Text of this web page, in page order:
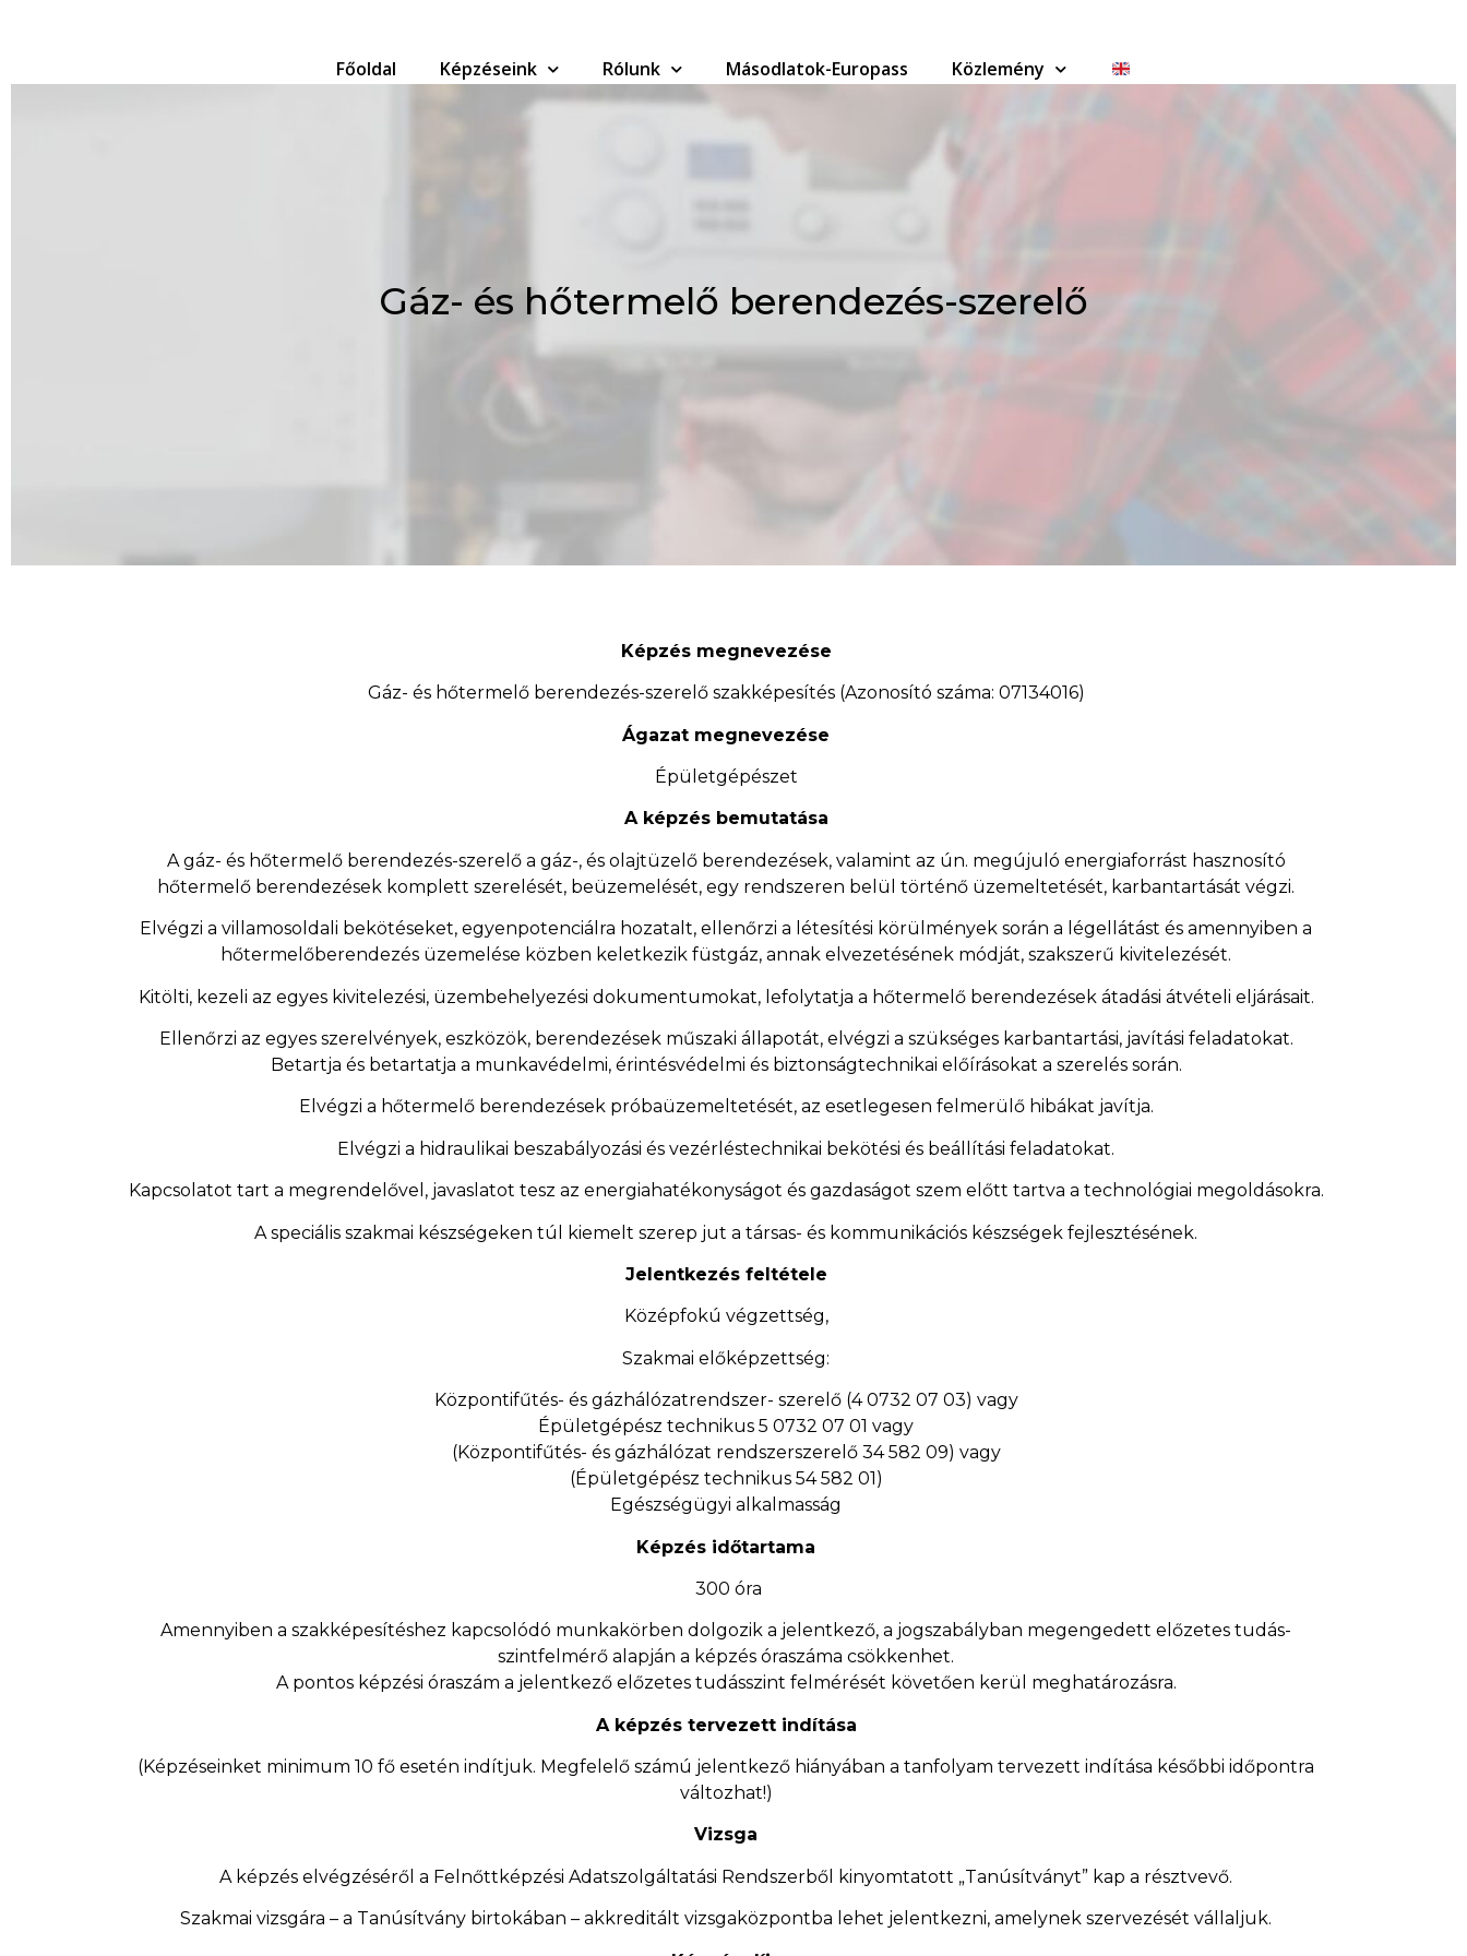
Főoldal Képzéseink Rólunk Másodlatok-Europass Közlemény
Gáz- és hőtermelő berendezés-szerelő
Képzés megnevezése
Gáz- és hőtermelő berendezés-szerelő szakképesítés (Azonosító száma: 07134016)
Ágazat megnevezése
Épületgépészet
A képzés bemutatása
A gáz- és hőtermelő berendezés-szerelő a gáz-, és olajtüzelő berendezések, valamint az ún. megújuló energiaforrást hasznosító
hőtermelő berendezések komplett szerelését, beüzemelését, egy rendszeren belül történő üzemeltetését, karbantartását végzi.
Elvégzi a villamosoldali bekötéseket, egyenpotenciálra hozatalt, ellenőrzi a létesítési körülmények során a légellátást és amennyiben a
hőtermelőberendezés üzemelése közben keletkezik füstgáz, annak elvezetésének módját, szakszerű kivitelezését.
Kitölti, kezeli az egyes kivitelezési, üzembehelyezési dokumentumokat, lefolytatja a hőtermelő berendezések átadási átvételi eljárásait.
Ellenőrzi az egyes szerelvények, eszközök, berendezések műszaki állapotát, elvégzi a szükséges karbantartási, javítási feladatokat.
Betartja és betartatja a munkavédelmi, érintésvédelmi és biztonságtechnikai előírásokat a szerelés során.
Elvégzi a hőtermelő berendezések próbaüzemeltetését, az esetlegesen felmerülő hibákat javítja.
Elvégzi a hidraulikai beszabályozási és vezérléstechnikai bekötési és beállítási feladatokat.
Kapcsolatot tart a megrendelővel, javaslatot tesz az energiahatékonyságot és gazdaságot szem előtt tartva a technológiai megoldásokra.
A speciális szakmai készségeken túl kiemelt szerep jut a társas- és kommunikációs készségek fejlesztésének.
Jelentkezés feltétele
Középfokú végzettség,
Szakmai előképzettség:
Központifűtés- és gázhálózatrendszer- szerelő (4 0732 07 03) vagy
Épületgépész technikus 5 0732 07 01 vagy
(Központifűtés- és gázhálózat rendszerszerelő 34 582 09) vagy
(Épületgépész technikus 54 582 01)
Egészségügyi alkalmasság
Képzés időtartama
300 óra
Amennyiben a szakképesítéshez kapcsolódó munkakörben dolgozik a jelentkező, a jogszabályban megengedett előzetes tudás-
szintfelmérő alapján a képzés óraszáma csökkenhet.
A pontos képzési óraszám a jelentkező előzetes tudásszint felmérését követően kerül meghatározásra.
A képzés tervezett indítása
(Képzéseinket minimum 10 fő esetén indítjuk. Megfelelő számú jelentkező hiányában a tanfolyam tervezett indítása későbbi időpontra
változhat!)
Vizsga
A képzés elvégzéséről a Felnőttképzési Adatszolgáltatási Rendszerből kinyomtatott „Tanúsítványt” kap a résztvevő.
Szakmai vizsgára – a Tanúsítvány birtokában – akkreditált vizsgaközpontba lehet jelentkezni, amelynek szervezését vállaljuk.